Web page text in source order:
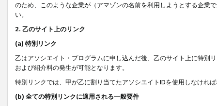
のため、このような企業が（アマゾンの名前を利用しようとする企業
い。
2. 乙のサイト上のリンク
(a) 特別リンク
乙はアソシエイト・プログラムに申し込んだ後、乙のサイト上に特別
および紹介料の発生が可能となります。
特別リンクでは、甲が乙に割り当てたアソシエイトIDを使用しなけれ
(b) 全ての特別リンクに適用される一般要件